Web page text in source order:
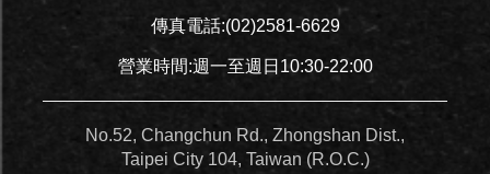
傳真電話:(02)2581-6629
營業時間:週一至週日10:30-22:00
No.52, Changchun Rd., Zhongshan Dist.,
Taipei City 104, Taiwan (R.O.C.)